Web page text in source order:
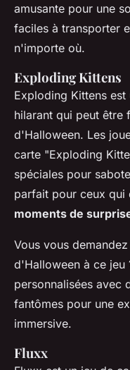
amusante pour une
faciles à transporter
n'importe où.
Exploding Kittens
Exploding Kittens est
hilarant qui peut être
d'Halloween. Les
carte "Exploding
spéciales pour
parfait pour ceux qui
moments de
Vous vous
d'Halloween à ce jeu
personnalisées avec
fantômes pour une
immersive.
Fluxx